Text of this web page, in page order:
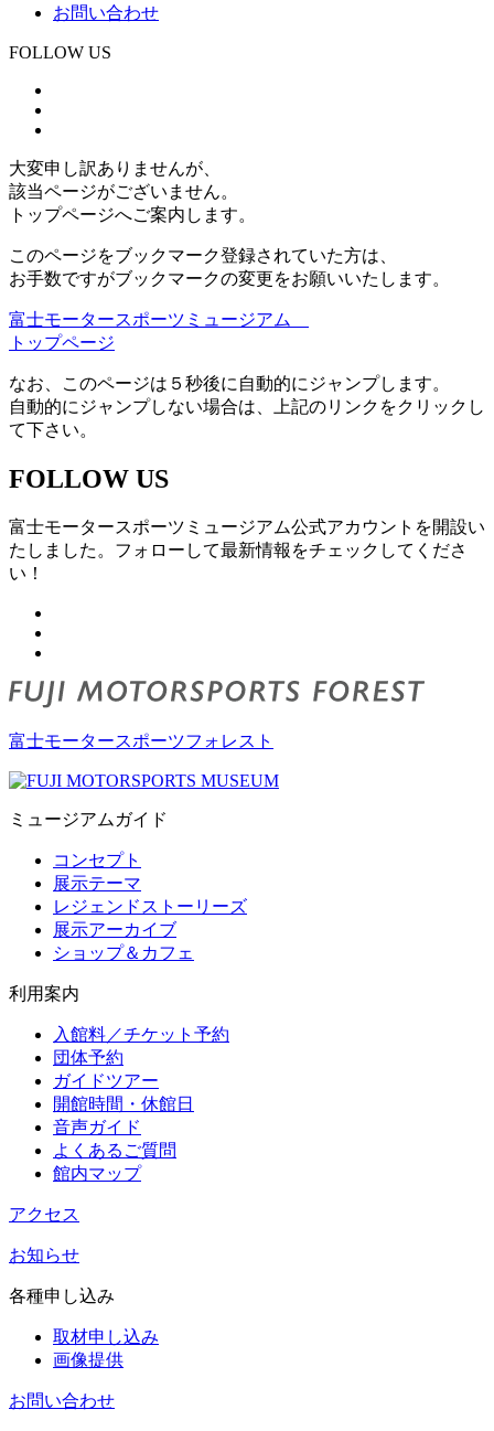
お問い合わせ
FOLLOW US
大変申し訳ありませんが、
該当ページがございません。
トップページへご案内します。
このページをブックマーク登録されていた方は、
お手数ですがブックマークの変更をお願いいたします。
富士モータースポーツミュージアム
トップページ
なお、このページは５秒後に自動的にジャンプします。
自動的にジャンプしない場合は、上記のリンクをクリックし
て下さい。
FOLLOW US
富士モータースポーツミュージアム公式アカウントを開設い
たしました。フォローして最新情報をチェックしてくださ
い！
富士モータースポーツフォレスト
ミュージアムガイド
コンセプト
展示テーマ
レジェンドストーリーズ
展示アーカイブ
ショップ＆カフェ
利用案内
入館料／チケット予約
団体予約
ガイドツアー
開館時間・休館日
音声ガイド
よくあるご質問
館内マップ
アクセス
お知らせ
各種申し込み
取材申し込み
画像提供
お問い合わせ